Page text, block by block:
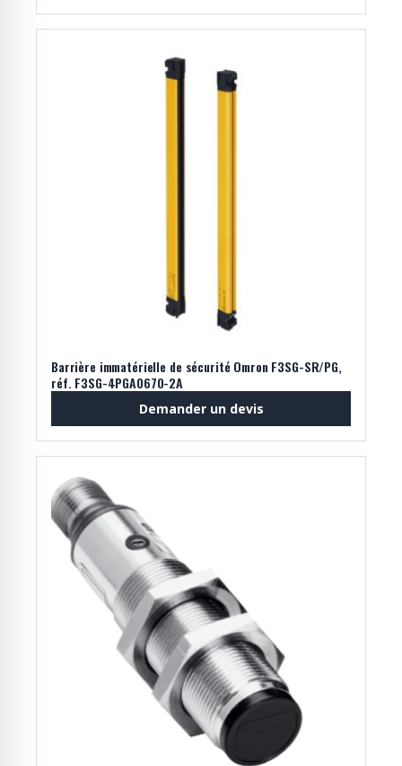
Barrière immatérielle de sécurité Omron F3SG-SR/PG,
réf. F3SG-4PGA0670-2A
Demander un devis